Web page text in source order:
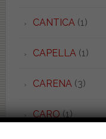
CANTICA (1)
CAPELLA (1)
CARENA (3)
CARO(1)